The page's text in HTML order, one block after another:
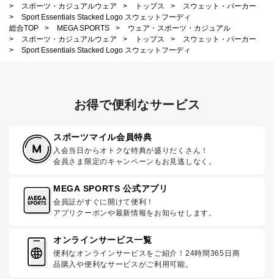
>
スポーツ・カジュアルウェア > トップス >
スウェット・パーカー
>
Sport Essentials Stacked Logo スウェットフーディ
総合TOP
> MEGA SPORTS >
ウェア・スポーツ・カジュアル
>
スポーツ・カジュアルウェア > トップス >
スウェット・パーカー
>
Sport Essentials Stacked Logo スウェットフーディ
お得で便利なサービス
スポーツマイル会員特典
入会当日からオトクな特典が盛りだくさん！
会員さま限定のキャンペーンもお見逃しなく。
MEGA SPORTS 公式アプリ
会員証がすぐに開けて便利！
アプリクーポンや最新情報をお知らせします。
オンラインサービス一覧
便利なオンラインサービスをご紹介！24時間365日商
品購入や便利なサービスがご利用可能。